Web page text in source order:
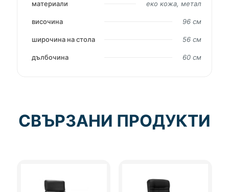
материали еко кожа, метал
височина 96 см
широчина на стола 56 см
дълбочина 60 см
СВЪРЗАНИ ПРОДУКТИ